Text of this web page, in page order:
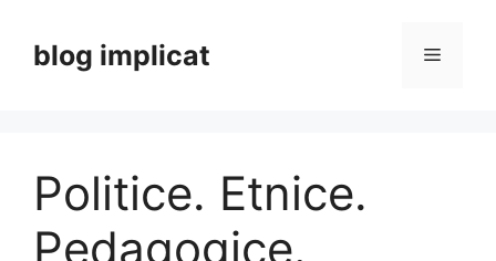
contentblog implicat Menu
Politice. Etnice.
Pedagogice.